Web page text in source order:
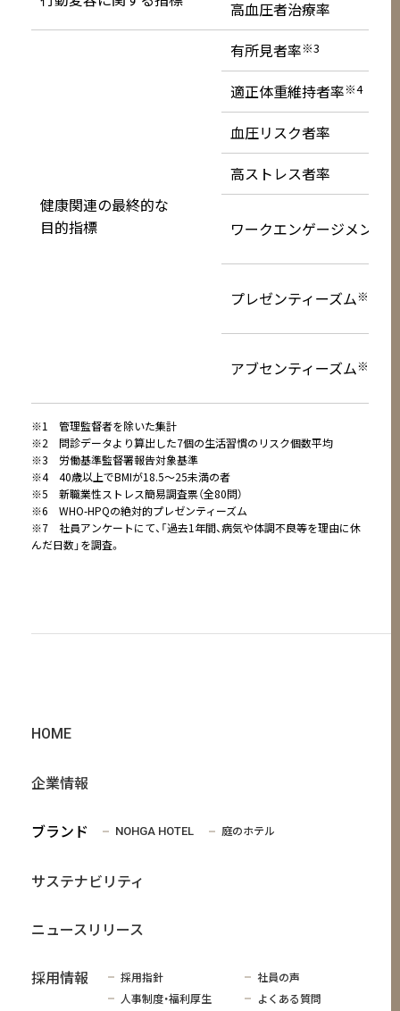
高血圧者治療率
健康関連の最終的な
目的指標
有所見者率※3
適正体重維持者率※4
血圧リスク者率
高ストレス者率
ワークエンゲージメント
プレゼンティーズム※6
アブセンティーズム※7
※1 管理監督者を除いた集計
※2 問診データより算出した7個の生活習慣のリスク個数平均
※3 労働基準監督署報告対象基準
※4 40歳以上でBMIが18.5～25未満の者
※5 新職業性ストレス簡易調査票（全80問）
※6 WHO-HPQの絶対的プレゼンティーズム
※7 社員アンケートにて、「過去1年間、病気や体調不良等を理由に休
んだ日数」を調査。
HOME
企業情報
ブランド NOHGA HOTEL 庭のホテル
サステナビリティ
ニュースリリース
採用情報 採用指針
社員の声
人事制度・福利厚生
よくある質問